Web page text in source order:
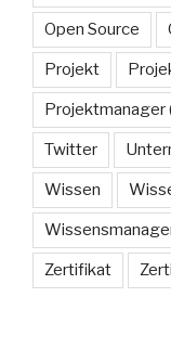
Open Source
Projekt
Projektmanager
Twitter
Wissen
Zertifikat